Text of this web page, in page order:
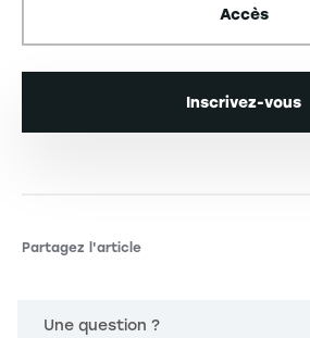
Accès
Inscrivez-vous
Partagez l'article
Une question ?